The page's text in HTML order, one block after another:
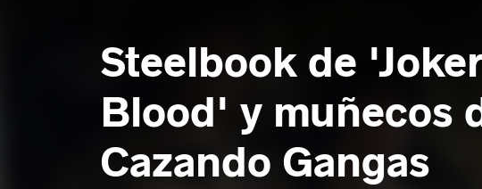
Steelbook de
Blood' y muñecos
Cazando Gangas